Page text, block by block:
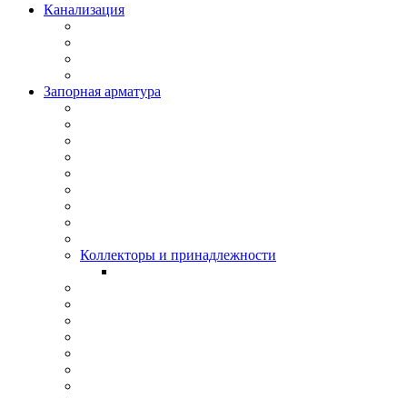
Канализация
Запорная арматура
Коллекторы и принадлежности